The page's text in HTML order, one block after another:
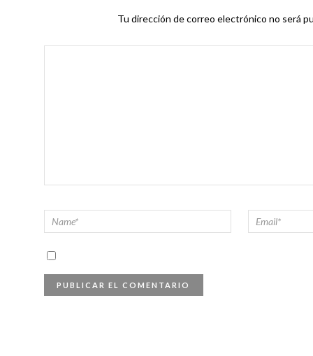
Tu dirección de correo electrónico no será